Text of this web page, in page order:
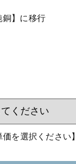
】に移行
を選択ください】
・小判カン
ング
用クリップ
イピン
具】 プレート
金具】 指輪